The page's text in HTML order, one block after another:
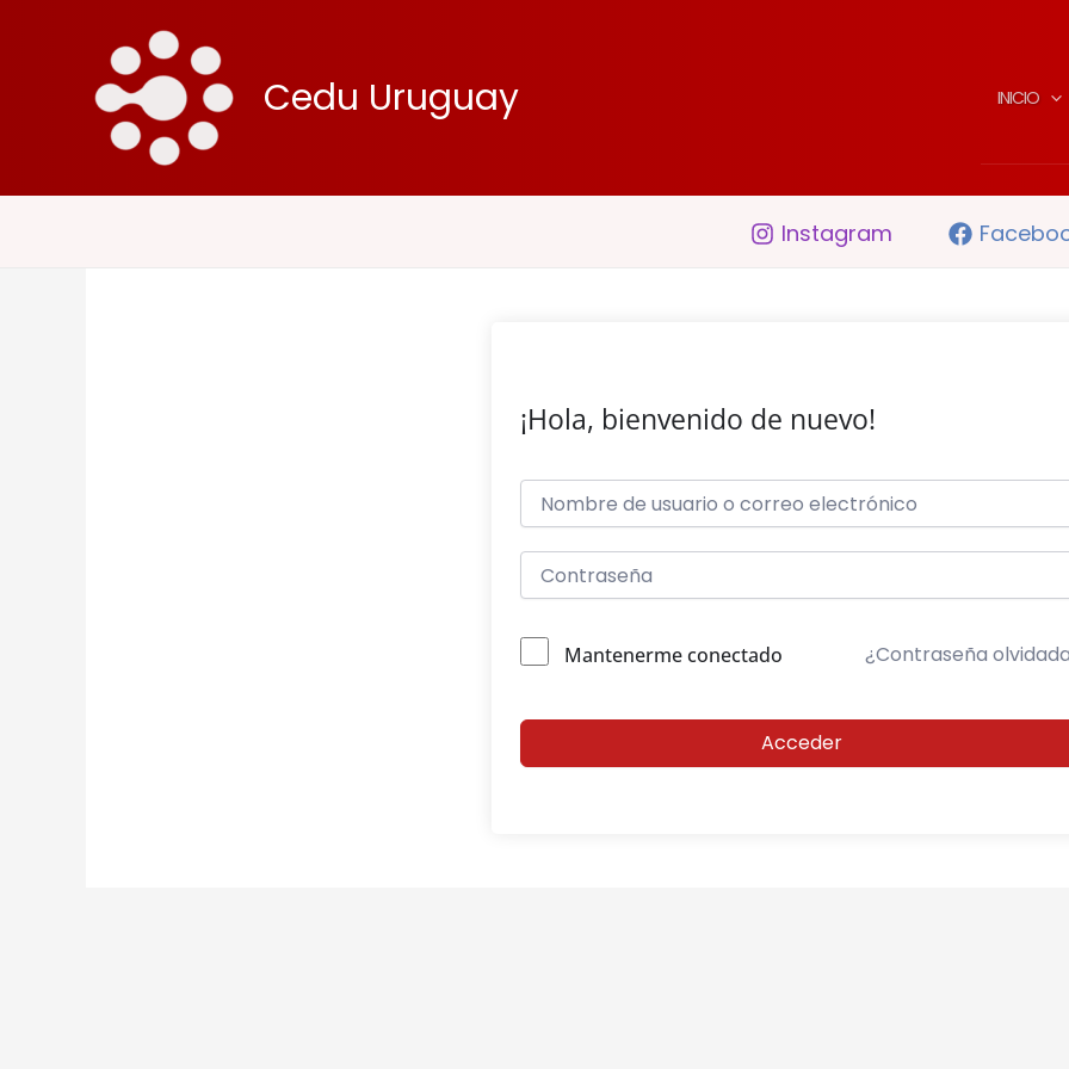
contenido
Cedu Uruguay INICIO
Instagram
¡Hola, bienvenido de nuevo!
Mantenerme conectado ¿Contraseña
Acceder